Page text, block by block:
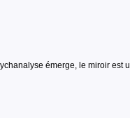
émerge, le miroir est